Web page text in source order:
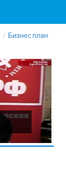
Бизнес план